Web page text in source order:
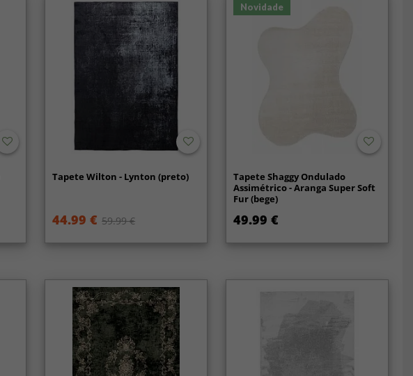
Tapete Wilton - Lynton (preto)
44.99 € 59.99 €
Novidade
Tapete Shaggy Ondulado
Assimétrico - Aranga Super Soft
Fur (bege)
49.99 €